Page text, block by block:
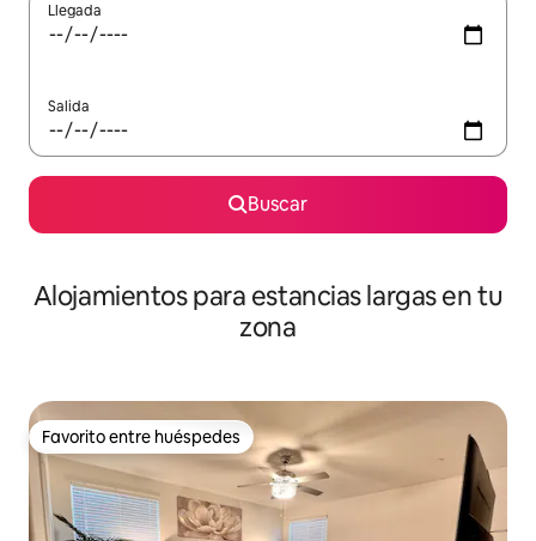
Llegada
Salida
Buscar
Alojamientos para estancias largas en tu
zona
Favorito entre huéspedes
Favorito entre huéspedes